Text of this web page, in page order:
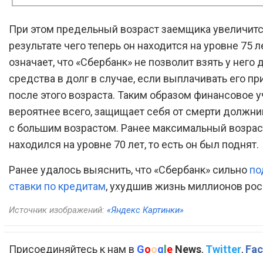
При этом предельный возраст заемщика
результате чего теперь он находится на уровне 75
означает, что «Сбербанк» не позволит взять у
средства в долг в случае, если выплачивать его
после этого возраста. Таким образом финансовое
вероятнее всего, защищает себя от смерти
с большим возрастом. Ранее максимальный
находился на уровне 70 лет, то есть он был поднят.
Ранее удалось выяснить, что «Сбербанк» сильно
ставки по кредитам, ухудшив жизнь миллионов
Источник изображений: «Яндекс Картинки»
Присоединяйтесь к нам в Google News, Twitter,